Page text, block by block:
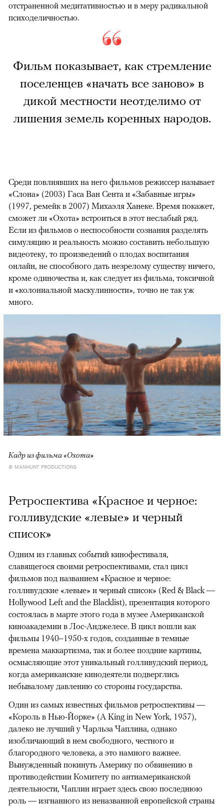
отстраненной медитативностью и в меру радикальной
психоделичностью.
Фильм показывает, как стремление
поселенцев «начать все заново» в
дикой местности неотделимо от
лишения земель коренных народов.
Среди повлиявших на него фильмов режиссер называет
«Слона» (2003) Гаса Ван Сента и «Забавные игры»
(1997, ремейк в 2007) Михаэля Ханеке. Время покажет,
сможет ли «Охота» встроиться в этот неслабый ряд.
Если из фильмов о неспособности сознания разделять
симуляцию и реальность можно составить небольшую
видеотеку, то произведений о плодах воспитания
онлайн, не способного дать незрелому существу ничего,
кроме одиночества и, как следует из фильма, токсичной
и «колониальной маскулинности», точно не так уж
много.
Кадр из фильма «Охота»
© MANHUNT PRODUCTIONS
Ретроспектива «Красное и черное:
голливудские «левые» и черный
список»
Одним из главных событий кинофестиваля,
славящегося своими ретроспективами, стал цикл
фильмов под названием «Красное и черное:
голливудские «левые» и черный список» (Red & Black —
Hollywood Left and the Blacklist), презентация которого
состоялась в марте этого года в музее Американской
киноакадемии в Лос-Анджелесе. В цикл вошли как
фильмы 1940–1950-х годов, созданные в темные
времена маккартизма, так и более поздние картины,
осмысляющие этот уникальный голливудский период,
когда американские кинодеятели подверглись
небывалому давлению со стороны государства.
Один из самых известных фильмов ретроспективы —
«Король в Нью-Йорке» (A King in New York, 1957),
далеко не лучший у Чарльза Чаплина, однако
изобличающий в нем свободного, честного и
благородного человека, а это намного важнее.
Вынужденный покинуть Америку по обвинению в
противодействии Комитету по антиамериканской
деятельности, Чаплин играет здесь свою последнюю
роль — изгнанного из неназванной европейской страны